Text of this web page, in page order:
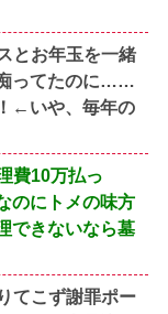
とお年玉を一緒
ってたのに……
←いや、毎年の
費10万払っ
のにトメの味方
できないなら墓
てこず謝罪ポー